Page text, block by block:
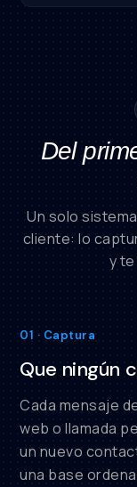
Del
Un solo
cliente: lo
y
01 · Captura
Que ningún
Cada mensaje
web o llamada
un nuevo
una base